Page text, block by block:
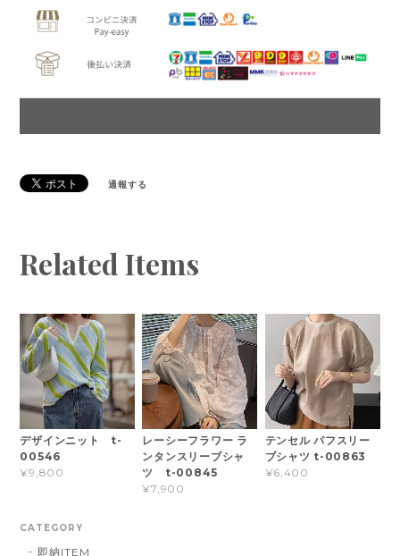
通報する
Related Items
デザインニット t-
00546
¥9,800
レーシーフラワー ラ
ンタンスリーブシャ
ツ t-00845
¥7,900
テンセル パフスリー
ブシャツ t-00863
¥6,400
CATEGORY
即納ITEM